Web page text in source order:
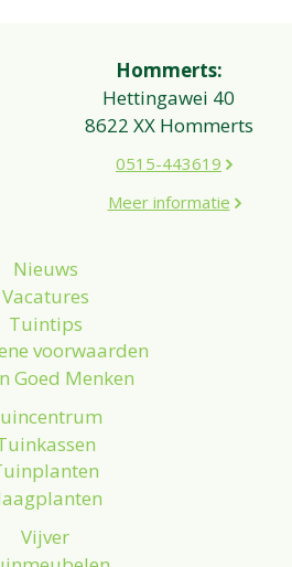
Hommerts:
Hettingawei 40
8622 XX Hommerts
0515-443619
Meer informatie
Nieuws
Vacatures
Tuintips
voorwaarden
Goed Menken
Vijver